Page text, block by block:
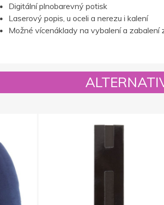
Digitální plnobarevný potisk
Laserový popis, u oceli a nerezu i kalení
Možné vícenáklady na vybalení a zabalení